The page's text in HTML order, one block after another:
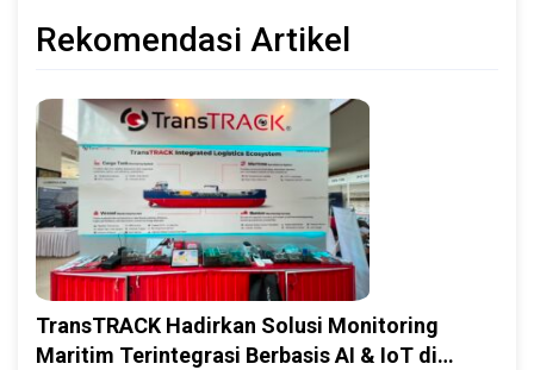
Rekomendasi Artikel
TransTRACK Hadirkan Solusi Monitoring
Maritim Terintegrasi Berbasis AI & IoT di